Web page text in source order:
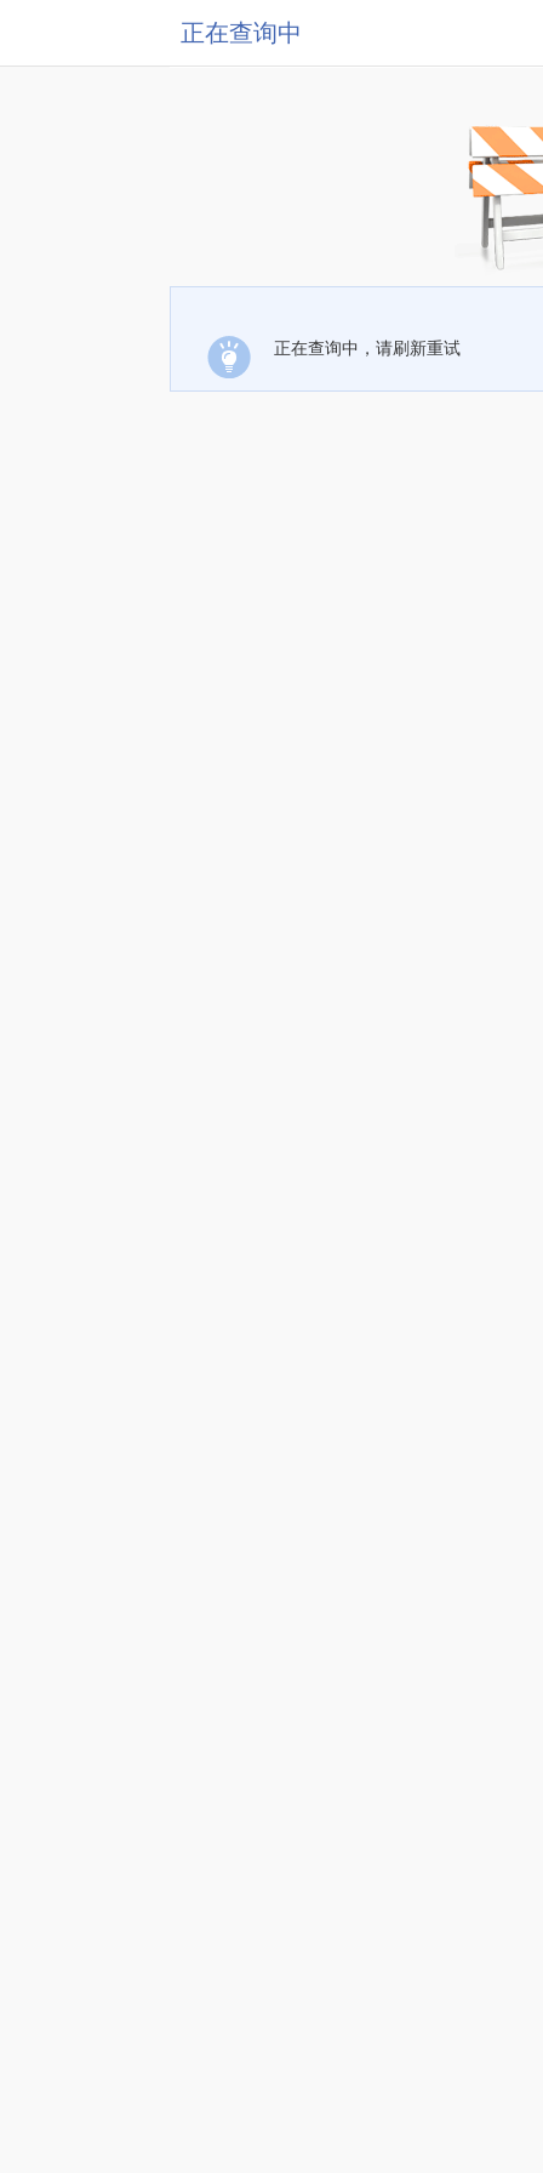
正在查询中
正在查询中，请刷新重试